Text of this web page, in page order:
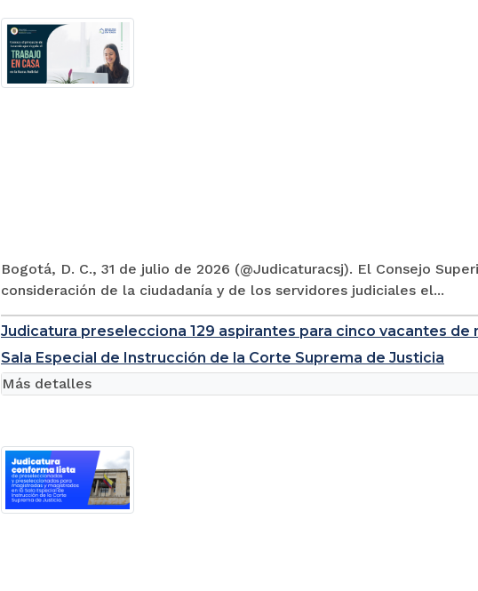
Bogotá, D. C., 31 de julio de 2026 (@Judicaturacsj). El Consejo
consideración de la ciudadanía y de los servidores judiciales el...
Judicatura preselecciona 129 aspirantes para cinco vacantes de
Sala Especial de Instrucción de la Corte Suprema de Justicia
Más detalles